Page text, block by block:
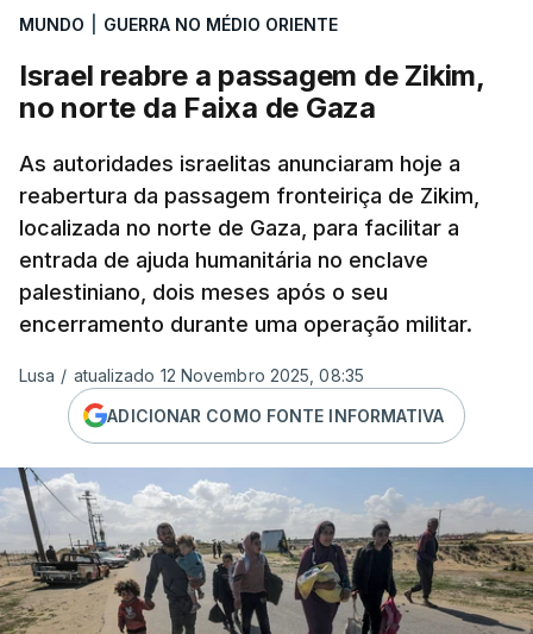
MUNDO GUERRA NO MÉDIO ORIENTE
Israel reabre a passagem de Zikim,
no norte da Faixa de Gaza
As autoridades israelitas anunciaram hoje a
reabertura da passagem fronteiriça de Zikim,
localizada no norte de Gaza, para facilitar a
entrada de ajuda humanitária no enclave
palestiniano, dois meses após o seu
encerramento durante uma operação militar.
Lusa / atualizado 12 Novembro 2025, 08:35
ADICIONAR COMO FONTE INFORMATIVA